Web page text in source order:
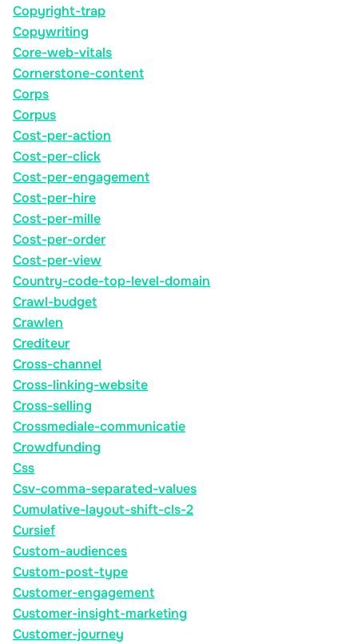
Copyright-trap
Copywriting
Core-web-vitals
Cornerstone-content
Corps
Corpus
Cost-per-action
Cost-per-click
Cost-per-engagement
Cost-per-hire
Cost-per-mille
Cost-per-order
Cost-per-view
Country-code-top-level-domain
Crawl-budget
Crawlen
Crediteur
Cross-channel
Cross-linking-website
Cross-selling
Crossmediale-communicatie
Crowdfunding
Css
Csv-comma-separated-values
Cumulative-layout-shift-cls-2
Cursief
Custom-audiences
Custom-post-type
Customer-engagement
Customer-insight-marketing
Customer-journey